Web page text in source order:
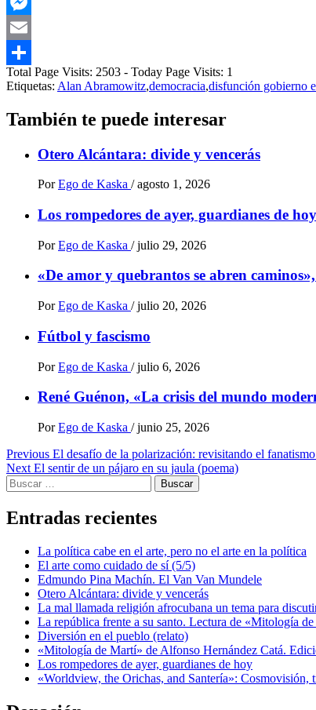
Messenger
Email
Compartir
Total Page Visits: 2503 - Today Page Visits: 1
Etiquetas: Alan Abramowitz,democracia,disfunción gobierno
También te puede interesar
Otero Alcántara: divide y vencerás
Por Ego de Kaska / agosto 1, 2026
Los rompedores de ayer, guardianes de hoy
Por Ego de Kaska / julio 29, 2026
«De amor y quebrantos se abren
Por Ego de Kaska / julio 20, 2026
Fútbol y fascismo
Por Ego de Kaska / julio 6, 2026
René Guénon, «La crisis del mundo
Por Ego de Kaska / junio 25, 2026
Post
navigation
Previous El desafío de la polarización: revisitando el
Next El sentir de un pájaro en su jaula (poema)
Buscar:
Entradas recientes
La política cabe en el arte, pero no el arte en la política
El arte como cuidado de sí (5/5)
Edmundo Pina Machín. El Van Van Mundele
Otero Alcántara: divide y vencerás
La mal llamada religión afrocubana un tema para
La república frente a su santo. Lectura de «Mitología
Diversión en el pueblo (relato)
«Mitología de Martí» de Alfonso Hernández Catá.
Los rompedores de ayer, guardianes de hoy
«Worldview, the Orichas, and Santería»: